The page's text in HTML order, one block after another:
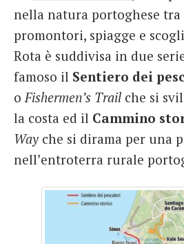
nella natura portoghese
promontori, spiagge e
Rota è suddivisa in due
famoso il Sentiero dei
o Fishermen’s Trail che si
la costa ed il Cammino
Way che si dirama per una
nell’entroterra rurale